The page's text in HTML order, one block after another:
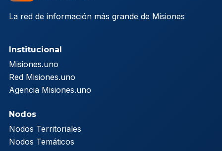
La red de información más grande de Misiones
Institucional
Misiones.uno
Red Misiones.uno
Agencia Misiones.uno
Nodos
Nodos Territoriales
Nodos Temáticos